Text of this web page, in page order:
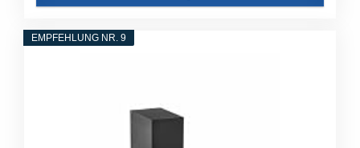
EMPFEHLUNG NR. 9